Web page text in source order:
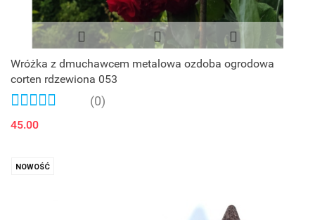
Wróżka z dmuchawcem metalowa ozdoba ogrodowa
corten rdzewiona 053
(0)
45.00
NOWOŚĆ